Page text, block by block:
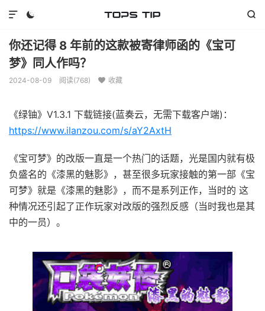
 

你还记得 8 年前的这款被寄律师函的《宝可
梦》同人作吗？
2024-08-09 阅读(768)  收藏
《绿铀》V1.3.1 下载链接(蓝奏云，无需下载客户端)：
https://www.ilanzou.com/s/aY2AxtH
《宝可梦》的改版一直是一个热门的话题，光是国内就有极
负盛名的《漆黑的魅影》，甚至很多玩家接触的第一部《宝
可梦》就是《漆黑的魅影》，而不是系列正作，当时的 这
种情况还引起了正作玩家对改版的强烈反感（当时我也是其
中的一员）。